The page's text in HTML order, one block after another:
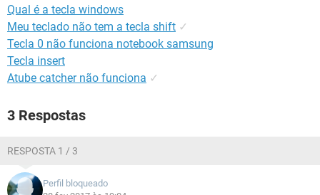
Qual é a tecla windows
Meu teclado não tem a tecla shift ✓
Tecla 0 não funciona notebook samsung
Tecla insert
Atube catcher não funciona ✓
3 Respostas
RESPOSTA 1 / 3
Perfil bloqueado